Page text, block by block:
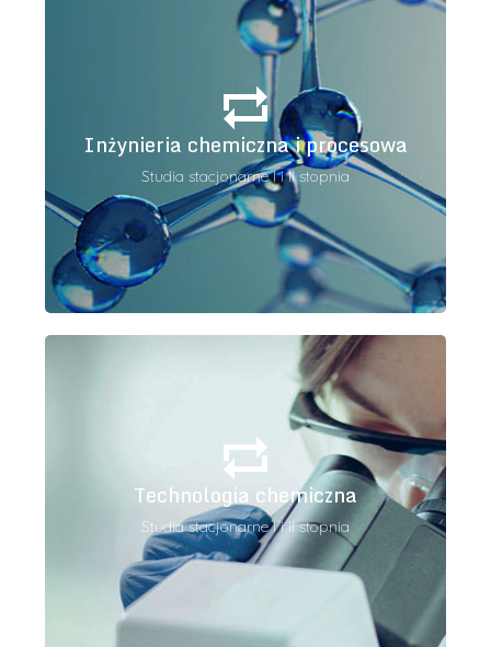
Inżynieria chemiczna i procesowa
Studia stacjonarne I i II stopnia
Inżynieria chemiczna i procesowa
Trzy specjalności, w tym jedna realizowana w
całości w języku angielskim
Dowiedz się więcej
Technologia chemiczna
Studia stacjonarne I i II stopnia
Technologia chemiczna
Siedem specjalności, w tym jedna realizowana w
całości w języku angielskim
Dowiedz się więcej